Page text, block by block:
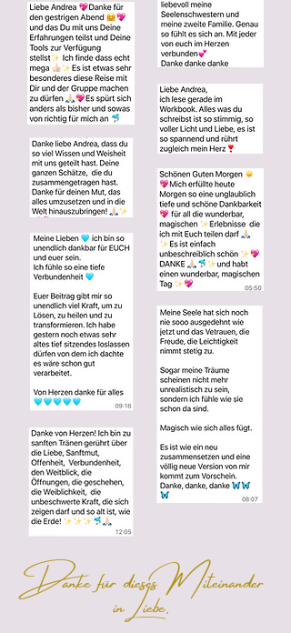
Danke für dieses Miteinander
inLiebe.